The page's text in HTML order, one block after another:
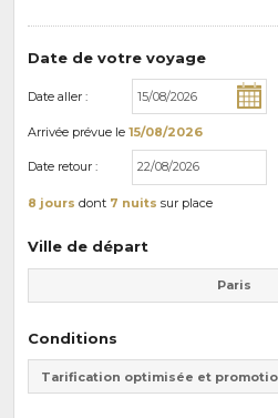
Date de votre voyage
Date aller :
Arrivée prévue le 15/08/2026
Date retour :
8 jours dont 7 nuits sur place
Ville de départ
Paris
Conditions
Tarification optimisée et